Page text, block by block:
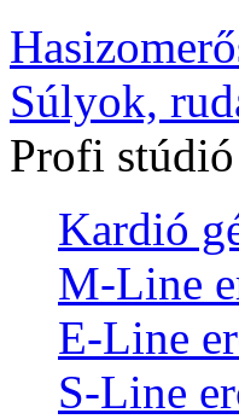
Súlyok,
Profi
Kardió
M-Line
E-Line
S-Line